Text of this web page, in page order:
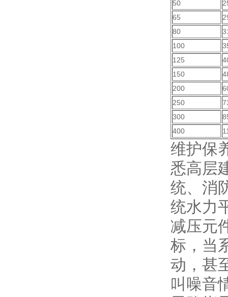
50
65
80
100
125
150
200
250
300
400
维护保
悉高层
统、消
统水力
减压元
标，当
动，甚
叫噪音